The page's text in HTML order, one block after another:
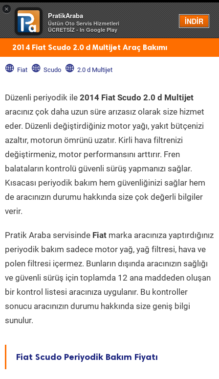
×
PratikAraba
Üstün Oto Servis Hizmetleri
ÜCRETSİZ - In Google Play
İNDİR
Menü
2014 Fiat Scudo 2.0 d Multijet Araç Bakımı
Fiat Scudo 2.0 d Multijet
Düzenli periyodik ile 2014 Fiat Scudo 2.0 d Multijet
aracınız çok daha uzun süre arızasız olarak size hizmet
eder. Düzenli değiştirdiğiniz motor yağı, yakıt bütçenizi
azaltır, motorun ömrünü uzatır. Kirli hava filtrenizi
değiştirmeniz, motor performansını arttırır. Fren
balataların kontrolü güvenli sürüş yapmanızı sağlar.
Kısacası periyodik bakım hem güvenliğinizi sağlar hem
de aracınızın durumu hakkında size çok değerli bilgiler
verir.
Pratik Araba servisinde Fiat marka aracınıza yaptırdığınız
periyodik bakım sadece motor yağ, yağ filtresi, hava ve
polen filtresi içermez. Bunların dışında aracınızın sağlığı
ve güvenli sürüş için toplamda 12 ana maddeden oluşan
bir kontrol listesi aracınıza uygulanır. Bu kontroller
sonucu aracınızın durumu hakkında size geniş bilgi
sunulur.
Fiat Scudo Periyodik Bakım Fiyatı